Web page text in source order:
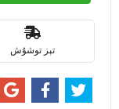
تېز توشۇش